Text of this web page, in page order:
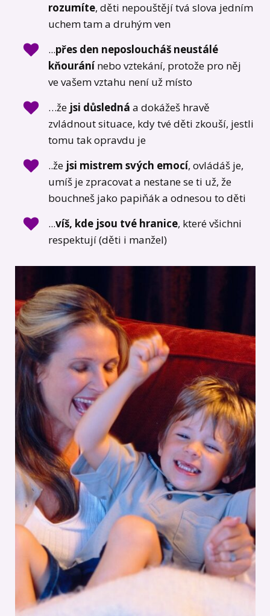
rozumíte, děti nepouštějí tvá slova jedním
uchem tam a druhým ven
...přes den neposloucháš neustálé
kňouránínebo vztekání, protože pro něj
ve vašem vztahu není už místo
…že jsi důslednáa dokážeš hravě
zvládnout situace, kdy tvé děti zkouší, jestli
tomu tak opravdu je
..že jsi mistrem svých emocí, ovládáš je,
umíš je zpracovat a nestane se ti už, že
bouchneš jako papiňák a odnesou to děti
...víš, kde jsou tvé hranice, které všichni
respektují (děti i manžel)